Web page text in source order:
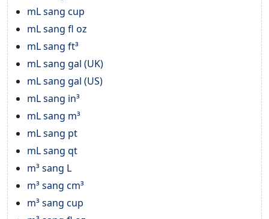
mL sang cup
mL sang fl oz
mL sang ft³
mL sang gal (UK)
mL sang gal (US)
mL sang in³
mL sang m³
mL sang pt
mL sang qt
m³ sang L
m³ sang cm³
m³ sang cup